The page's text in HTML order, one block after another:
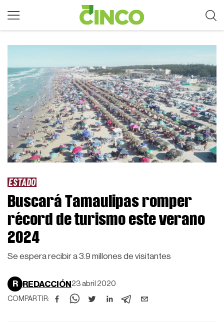
ESTADO
Buscará Tamaulipas romper
récord de turismo este verano
2024
Se espera recibir a 3.9 millones de visitantes
R REDACCIÓN 23 abril 2020
COMPARTIR: